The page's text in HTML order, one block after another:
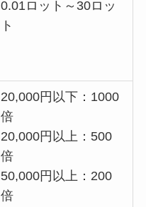
0.01ロット～30ロッ
ト
20,000円以下：1000
倍
20,000円以上：500
倍
50,000円以上：200
倍